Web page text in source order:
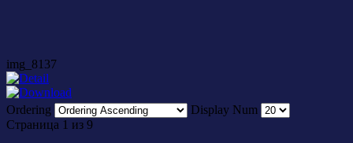
img_8137
Ordering
Display Num
Страница 1 из 9